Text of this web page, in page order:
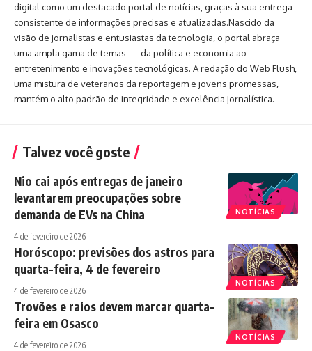
digital como um destacado portal de notícias, graças à sua entrega
consistente de informações precisas e atualizadas.Nascido da
visão de jornalistas e entusiastas da tecnologia, o portal abraça
uma ampla gama de temas — da política e economia ao
entretenimento e inovações tecnológicas. A redação do Web Flush,
uma mistura de veteranos da reportagem e jovens promessas,
mantém o alto padrão de integridade e excelência jornalística.
Talvez você goste
NOTÍCIAS
Nio cai após entregas de janeiro
levantarem preocupações sobre
demanda de EVs na China
4 de fevereiro de 2026
NOTÍCIAS
Horóscopo: previsões dos astros para
quarta-feira, 4 de fevereiro
4 de fevereiro de 2026
NOTÍCIAS
Trovões e raios devem marcar quarta-
feira em Osasco
4 de fevereiro de 2026